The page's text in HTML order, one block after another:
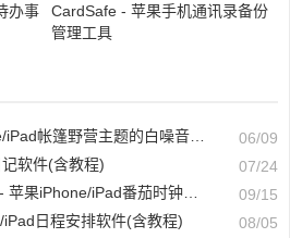
办事
CardSafe - 苹果手机通讯录备份
管理工具
帐篷野营主题的白噪音软件
06/09
软件(含教程)
07/24
iPad番茄时钟待办事项软件(含教程)
09/15
日程安排软件(含教程)
08/05